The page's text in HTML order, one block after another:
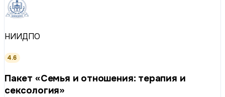
НИИДПО
4.6
Пакет «Семья и отношения: терапия и
сексология»